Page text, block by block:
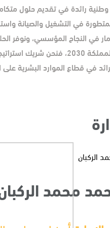
رائدة في تقديم حلول
في التشغيل والصيانة
في النجاح المؤسسي، ونوفر
بكفاءة عالية. رؤيتنا
في قطاع الموارد البشرية
محمد